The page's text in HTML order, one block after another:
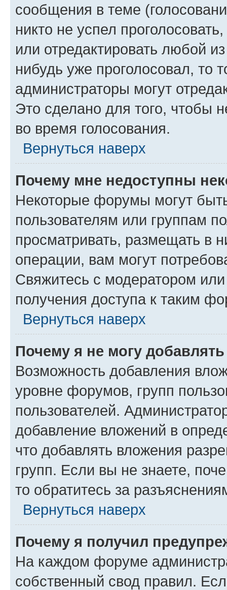
сообщения в теме
никто не успел
или отредактировать любой
нибудь уже проголосовал, то
администраторы могут
Это сделано для того, чтобы
во время голосования.
Вернуться наверх
Почему мне недоступны
Некоторые форумы могут
пользователям или группам
просматривать, размещать в
операции, вам могут
Свяжитесь с модератором
получения доступа к таким
Вернуться наверх
Почему я не могу
Возможность добавления
уровне форумов, групп
пользователей.
добавление вложений в
что добавлять вложения
групп. Если вы не знаете,
то обратитесь за
Вернуться наверх
Почему я получил
На каждом форуме
собственный свод правил.